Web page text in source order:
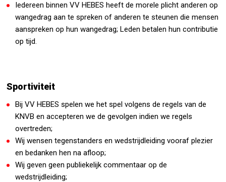
Iedereen binnen VV HEBES heeft de morele plicht anderen op
wangedrag aan te spreken of anderen te steunen die mensen
aanspreken op hun wangedrag; Leden betalen hun contributie
op tijd.
Sportiviteit
Bij VV HEBES spelen we het spel volgens de regels van de
KNVB en accepteren we de gevolgen indien we regels
overtreden;
Wij wensen tegenstanders en wedstrijdleiding vooraf plezier
en bedanken hen na afloop;
Wij geven geen publiekelijk commentaar op de
wedstrijdleiding;